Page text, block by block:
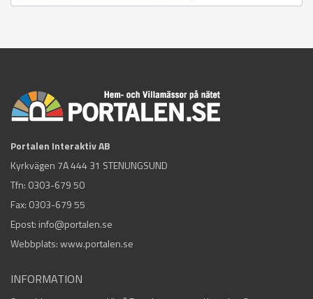
Portalen Interaktiv AB
Kyrkvägen 7A 444 31 STENUNGSUND
Tfn: 0303-679 50
Fax: 0303-679 55
Epost: info@portalen.se
Webbplats: www.portalen.se
INFORMATION